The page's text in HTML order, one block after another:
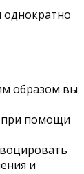
однократно
образом вы
при помощи
и